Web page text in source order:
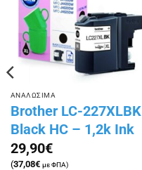
ΑΝΑΛΩΣΙΜΑ
Brother LC-227XLBK
Black HC – 1,2k Ink
29,90€
(37,08€ με ΦΠΑ)